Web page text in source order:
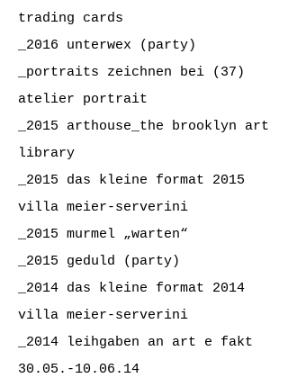
trading cards
_2016 unterwex (party)
_portraits zeichnen bei
(37)
atelier portrait
_2015 arthouse_the brooklyn art
library
_2015 das kleine format 2015
villa meier-serverini
_2015 murmel „warten“
_2015 geduld (party)
_2014 das kleine format 2014
villa meier-serverini
_2014 leihgaben an art e fakt
30.05.-10.06.14